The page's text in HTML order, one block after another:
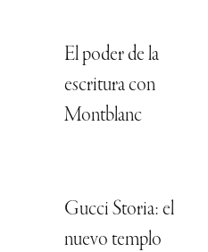
El poder de la
escritura con
Montblanc
Gucci Storia: el
nuevo templo